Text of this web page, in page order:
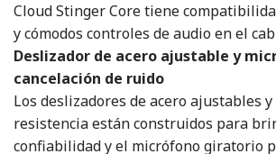
Cloud Stinger Core tiene
y cómodos controles de audio en el
Deslizador de acero ajustable y
cancelación de ruido
Los deslizadores de acero ajustables
resistencia están construidos para
confiabilidad y el micrófono giratorio